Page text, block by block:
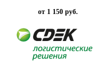
от 1 150 руб.